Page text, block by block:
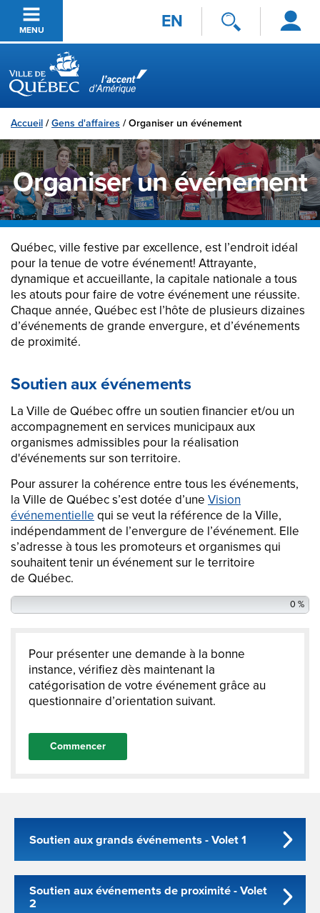
Passer au contenu principal
MENU EN
Se
connecter
Ville de Québec
Accueil /Gens d'affaires /Organiser un événement
Organiser un événement
Québec, ville festive par excellence, est l’endroit idéal
pour la tenue de votre événement! Attrayante,
dynamique et accueillante, la capitale nationale a tous
les atouts pour faire de votre événement une réussite.
Chaque année, Québec est l’hôte de plusieurs dizaines
d’événements de grande envergure, et d’événements
de proximité.
Soutien aux événements
La Ville de Québec offre un soutien financier et/ou un
accompagnement en services municipaux aux
organismes admissibles pour la réalisation
d'événements sur son territoire.
Pour assurer la cohérence entre tous les événements,
la Ville de Québec s’est dotée d’une Vision
événementielle qui se veut la référence de la Ville,
indépendamment de l’envergure de l’événement. Elle
s’adresse à tous les promoteurs et organismes qui
souhaitent tenir un événement sur le territoire
de Québec.
0 %
Pour présenter une demande à la bonne
instance, vérifiez dès maintenant la
catégorisation de votre événement grâce au
questionnaire d’orientation suivant.
Commencer
Soutien aux grands événements - Volet 1
Soutien aux événements de proximité - Volet
2